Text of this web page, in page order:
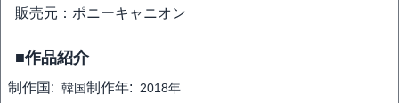
販売元：ポニーキャニオン
■作品紹介
制作国: 韓国制作年: 2018年